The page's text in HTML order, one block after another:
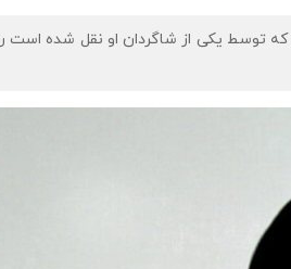
که توسط یکی از شاگردان او نقل شده است